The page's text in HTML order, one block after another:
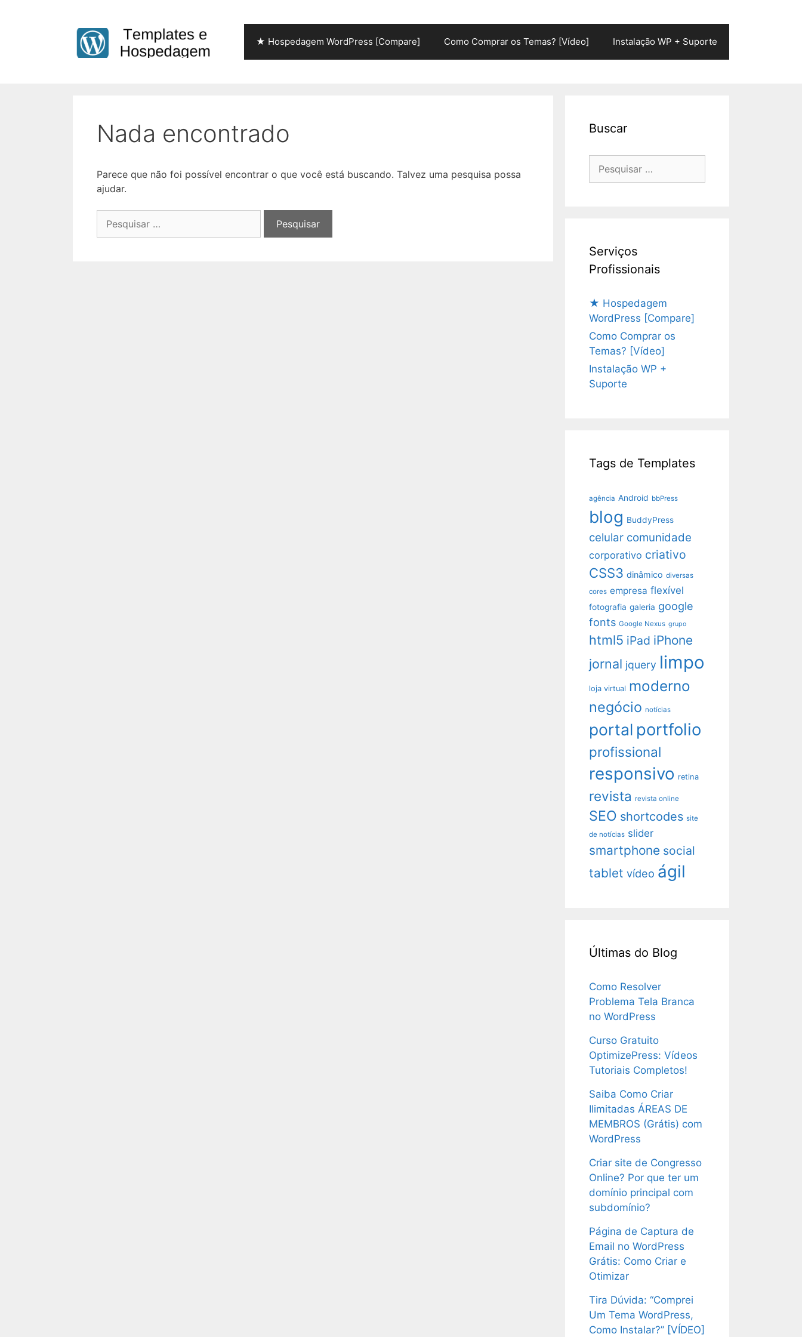
★ Hospedagem WordPress [Compare] Como Comprar os Temas? [Vídeo] Instalação WP + Suporte
Nada encontrado
Parece que não foi possível encontrar o que você está buscando. Talvez uma pesquisa possa
ajudar.
por:
Buscar
Serviços
Profissionais
★ Hospedagem
WordPress [Compare]
Como Comprar os
Temas? [Vídeo]
Instalação WP +
Suporte
Tags de Templates
agência Android bbPress
blog BuddyPress
celular comunidade
corporativo criativo
CSS3 dinâmico diversas
cores empresa flexível
fotografia galeria google
fonts Google Nexus grupo
html5 iPad iPhone
jornal jquery limpo
loja virtual moderno
negócio notícias
portal portfolio
profissional
responsivo retina
revista revista online
SEO shortcodes site
de notícias slider
smartphone social
tablet vídeo ágil
Últimas do Blog
Como Resolver
Problema Tela Branca
no WordPress
Curso Gratuito
OptimizePress: Vídeos
Tutoriais Completos!
Saiba Como Criar
Ilimitadas ÁREAS DE
MEMBROS (Grátis) com
WordPress
Criar site de Congresso
Online? Por que ter um
domínio principal com
subdomínio?
Página de Captura de
Email no WordPress
Grátis: Como Criar e
Otimizar
Tira Dúvida: “Comprei
Um Tema WordPress,
Como Instalar?” [VÍDEO]